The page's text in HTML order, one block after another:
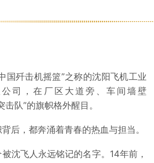
歼击机摇篮”之称的沈阳飞机工业
公司，在厂区大道旁、车间墙壁
击队”的旗帜格外醒目。
，都奔涌着青春的热血与担当。
飞人永远铭记的名字。14年前，